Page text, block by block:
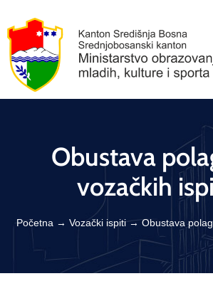
Obustava
vozačkih
Početna → Vozački ispiti→ Obustava